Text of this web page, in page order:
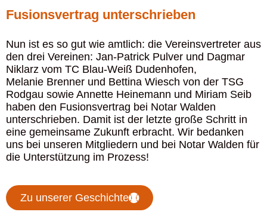
Fusionsvertrag unterschrieben
Nun ist es so gut wie amtlich: die Vereinsvertreter aus
den drei Vereinen: Jan-Patrick Pulver und Dagmar
Niklarz vom TC Blau-Weiß Dudenhofen,
Melanie Brenner und Bettina Wiesch von der TSG
Rodgau sowie Annette Heinemann und Miriam Seib
haben den Fusionsvertrag bei Notar Walden
unterschrieben. Damit ist der letzte große Schritt in
eine gemeinsame Zukunft erbracht. Wir bedanken
uns bei unseren Mitgliedern und bei Notar Walden für
die Unterstützung im Prozess!
Zu unserer Geschichte